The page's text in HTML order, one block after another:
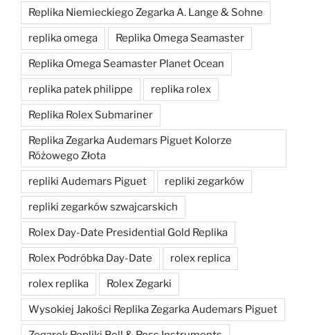
Replika Niemieckiego Zegarka A. Lange & Sohne
replika omega Replika Omega Seamaster
Replika Omega Seamaster Planet Ocean
replika patek philippe replika rolex
Replika Rolex Submariner
Replika Zegarka Audemars Piguet Kolorze
Różowego Złota
repliki Audemars Piguet repliki zegarków
repliki zegarków szwajcarskich
Rolex Day-Date Presidential Gold Replika
Rolex Podróbka Day-Date rolex replica
rolex replika Rolex Zegarki
Wysokiej Jakości Replika Zegarka Audemars Piguet